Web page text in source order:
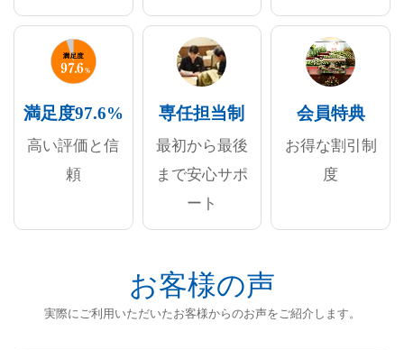
満足度97.6%
高い評価と信
頼
専任担当制
最初から最後
まで安心サポ
ート
会員特典
お得な割引制
度
お客様の声
実際にご利用いただいたお客様からのお声をご紹介します。